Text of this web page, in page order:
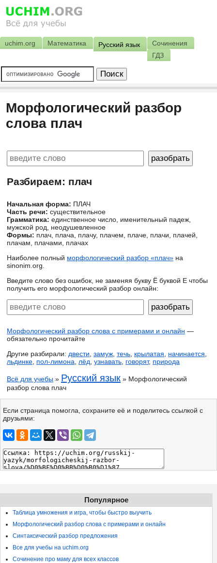
uchim.org Математика Русский язык
Сочинения
ГДЗ
Морфологический разбор
слова плач
Разбираем: плач
Начальная форма: ПЛАЧ
Часть речи: существительное
Грамматика: единственное число, именительный падеж,
мужской род, неодушевленное
Формы: плач, плача, плачу, плачем, плаче, плачи, плачей,
плачам, плачами, плачах
Наиболее полный морфологический разбор «плач» на
sinonim.org.
Введите слово без ошибок, не заменяя букву Ё буквой Е чтобы
получить его морфологический разбор онлайн:
Морфологический разбор слова с примерами и онлайн —
обязательно прочитайте
Другие разбирали: двести замуж течь крылатая начинается
льдинке пол-лимона лёд узнавать говорят, природа
Всё для учебы » Русский язык » Морфологический
разбор слова плач
Если страница помогла, сохраните её и поделитесь ссылкой с
друзьями:
Популярное
Таблица умножения и игра, чтобы быстро выучить
Морфологический разбор слова с примерами и онлайн
Синтаксический разбор предложения
Все для учебы на uchim.org
Сочинение про маму для всех классов